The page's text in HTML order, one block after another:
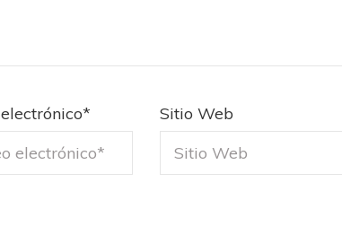
* Sitio Web